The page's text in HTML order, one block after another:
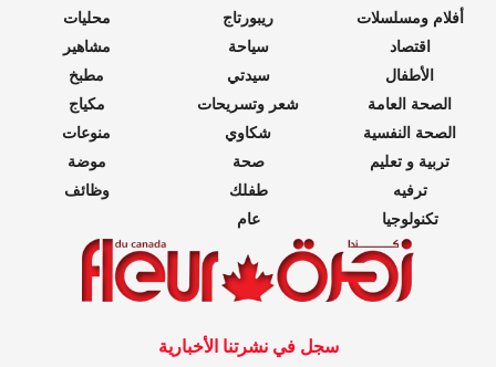
أفلام ومسلسلات
اقتصاد
الأطفال
الصحة العامة
الصحة النفسية
تربية و تعليم
ترفيه
تكنولوجيا
ريبورتاج
سياحة
سيدتي
شعر وتسريحات
شكاوي
صحة
طفلك
عام
محليات
مشاهير
مطبخ
مكياج
منوعات
موضة
وظائف
سجل في نشرتنا الأخبارية